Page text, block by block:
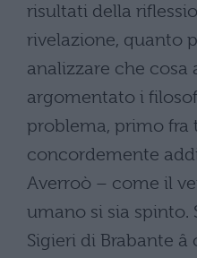
risultati della
rivelazione, quanto
analizzare che cosa
argomentato i
problema, primo fra
concordemente
Averroò – come il
umano si sia spinto.
Sigieri di Brabante